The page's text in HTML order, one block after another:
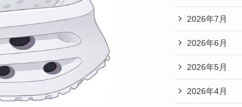
2026年7月
2026年6月
2026年5月
2026年4月